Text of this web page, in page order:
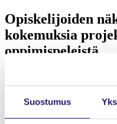
Suostumus
Opiskelijoiden
kokemuksia
oppimispeleistä
PBG-oppimispelisovellusten
käyttökokemuksia ja
Tähän mennessä eri pelejä
kotimaassa kuin
Mukana on ollut myös